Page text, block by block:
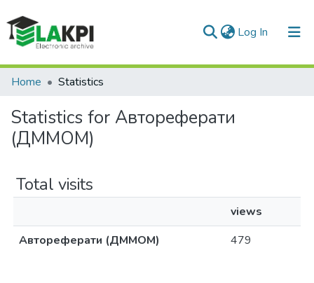
Log In (current)
Communities & Collections
All of DSpace
Home Statistics
Statistics for Автореферати
(ДММОМ)
Total visits
views
Автореферати (ДММОМ)
479